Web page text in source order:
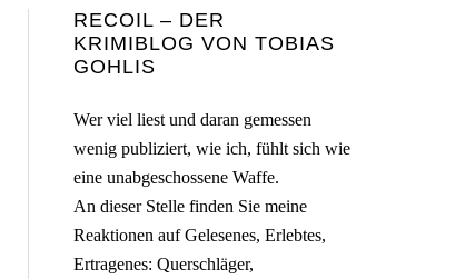
Seitenspalte
RECOIL – DER
KRIMIBLOG VON TOBIAS
GOHLIS
Wer viel liest und daran gemessen
wenig publiziert, wie ich, fühlt sich wie
eine unabgeschossene Waffe.
An dieser Stelle finden Sie meine
Reaktionen auf Gelesenes, Erlebtes,
Ertragenes: Querschläger,